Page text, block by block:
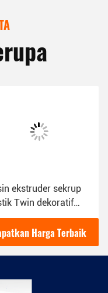
ekstruder sekrup
Twin dekoratif
pengisi
Harga Terbaik